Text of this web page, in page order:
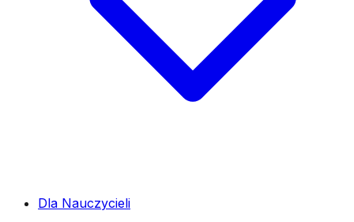
Dla Nauczycieli